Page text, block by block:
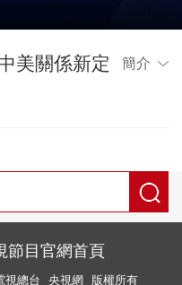
美關係新定
簡介
節目官網首頁
視總台 央視網 版權所有